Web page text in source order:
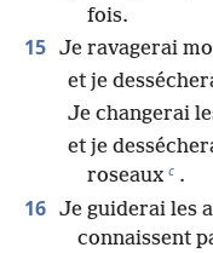
fois.
15 Je ravagerai
et je
Je changerai
et je
roseaux c .
16 Je guiderai les
connaissent